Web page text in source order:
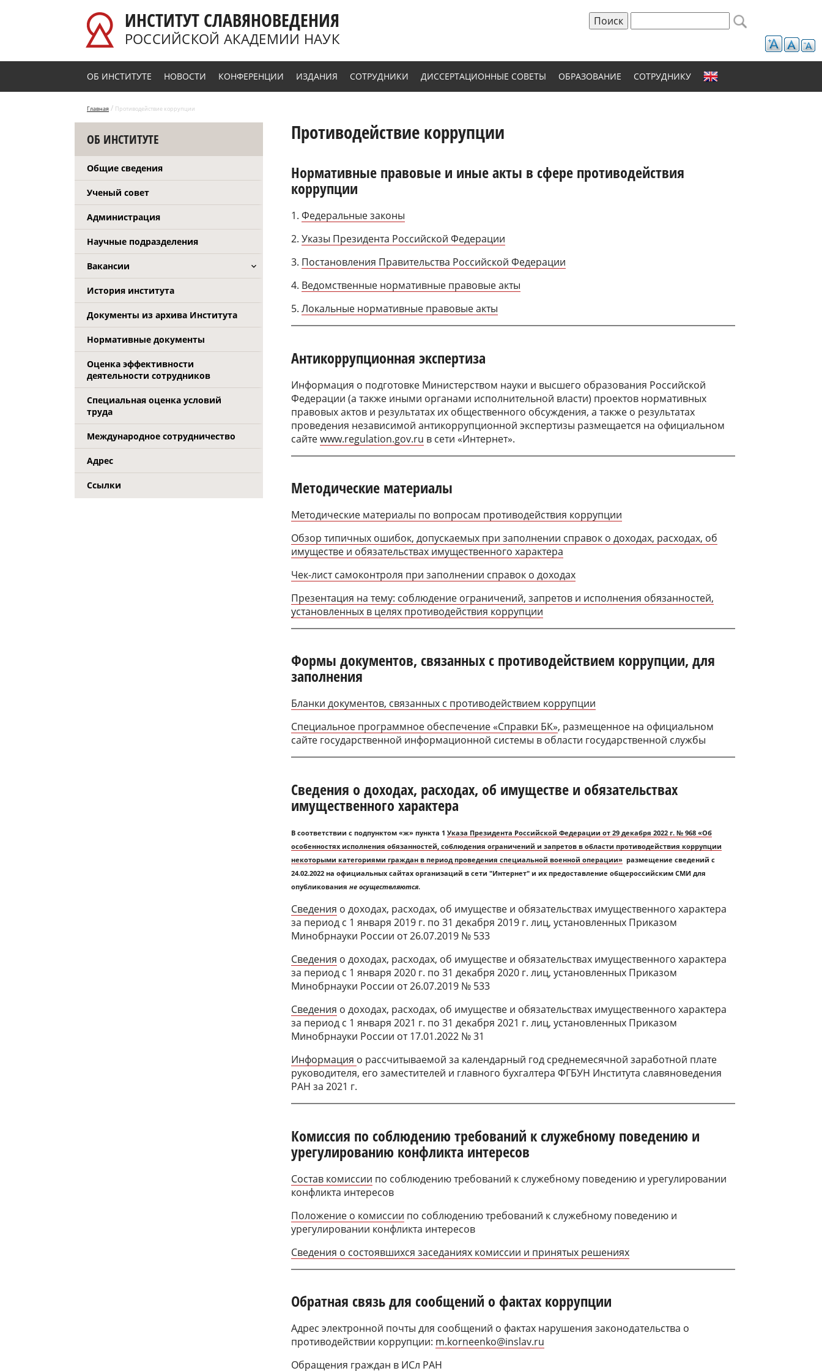
ИНСТИТУТ СЛАВЯНОВЕДЕНИЯ
РОССИЙСКОЙ АКАДЕМИИ НАУК Форма поиска
ОБ ИНСТИТУТЕ НОВОСТИ КОНФЕРЕНЦИИ ИЗДАНИЯ СОТРУДНИКИ ДИССЕРТАЦИОННЫЕ СОВЕТЫ ОБРАЗОВАНИЕ СОТРУДНИКУ
Главная / Противодействие коррупции
ОБ ИНСТИТУТЕ
Общие сведения
Ученый совет
Администрация
Научные подразделения
Вакансии
История института
Документы из архива Института
Нормативные документы
Оценка эффективности
деятельности сотрудников
Специальная оценка условий
труда
Международное сотрудничество
Адрес
Ссылки
Противодействие коррупции
Нормативные правовые и иные акты в сфере противодействия
коррупции
1. Федеральные законы
2. Указы Президента Российской Федерации
3. Постановления Правительства Российской Федерации
4. Ведомственные нормативные правовые акты
5. Локальные нормативные правовые акты
Антикоррупционная экспертиза
Информация о подготовке Министерством науки и высшего образования Российской
Федерации (а также иными органами исполнительной власти) проектов нормативных
правовых актов и результатах их общественного обсуждения, а также о результатах
проведения независимой антикоррупционной экспертизы размещается на официальном
сайтеwww.regulation.gov.ru в сети «Интернет».
Методические материалы
Методические материалы по вопросам противодействия коррупции
Обзор типичных ошибок, допускаемых при заполнении справок о доходах, расходах, об
имуществе и обязательствах имущественного характера
Чек-лист самоконтроля при заполнении справок о доходах
Презентация на тему: соблюдение ограничений, запретов и исполнения обязанностей,
установленных в целях противодействия коррупции
Формы документов, связанных с противодействием коррупции, для
заполнения
Бланки документов, связанных с противодействием коррупции
Специальное программное обеспечение «Справки БК», размещенное на официальном
сайте государственной информационной системы в области государственной службы
Сведения о доходах, расходах, об имуществе и обязательствах
имущественного характера
В соответствии с подпунктом «ж» пункта 1 Указа Президента Российской Федерации от 29 декабря 2022 г. № 968 «Об
особенностях исполнения обязанностей, соблюдения ограничений и запретов в области противодействия коррупции
некоторыми категориями граждан в период проведения специальной военной операции» размещение сведений с
24.02.2022 на официальных сайтах организаций в сети "Интернет" и их предоставление общероссийским СМИ для
опубликования не осуществляются.
Сведения о доходах, расходах, об имуществе и обязательствах имущественного характера
за период с 1 января 2019 г. по 31 декабря 2019 г. лиц, установленных Приказом
Минобрнауки России от 26.07.2019 № 533
Сведения о доходах, расходах, об имуществе и обязательствах имущественного характера
за период с 1 января 2020 г. по 31 декабря 2020 г. лиц, установленных Приказом
Минобрнауки России от 26.07.2019 № 533
Сведения о доходах, расходах, об имуществе и обязательствах имущественного характера
за период с 1 января 2021 г. по 31 декабря 2021 г. лиц, установленных Приказом
Минобрнауки России от 17.01.2022 № 31
Информация о рассчитываемой за календарный год среднемесячной заработной плате
руководителя, его заместителей и главного бухгалтера ФГБУН Института славяноведения
РАН за 2021 г.
Комиссия по соблюдению требований к служебному поведению и
урегулированию конфликта интересов
Состав комиссии по соблюдению требований к служебному поведению и урегулировании
конфликта интересов
Положение о комиссии по соблюдению требований к служебному поведению и
урегулировании конфликта интересов
Сведения о состоявшихся заседаниях комиссии и принятых решениях
Обратная связь для сообщений о фактах коррупции
Адрес электронной почты для сообщений о фактах нарушения законодательства о
противодействии коррупции: m.korneenko@inslav.ru
Обращения граждан в ИСл РАН